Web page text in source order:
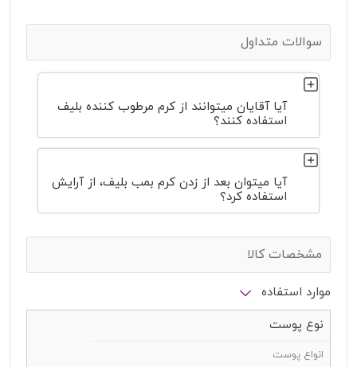
سوالات متداول
آیا آقایان میتوانند از کرم مرطوب کننده بلیف
استفاده کنند؟
آیا میتوان بعد از زدن کرم بمب بلیف، از آرایش
استفاده کرد؟
مشخصات کالا
موارد استفاده
نوع پوست
انواع پوست